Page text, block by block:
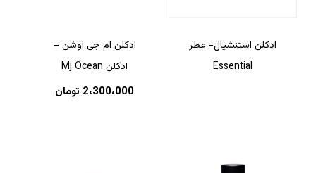
ادکلن استنشیال- عطر
Essential
ادکلن ام جی اوشن –
ادکلن Mj Ocean
2،300،000 تومان